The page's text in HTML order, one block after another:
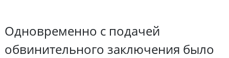
Одновременно с подачей
обвинительного заключения было